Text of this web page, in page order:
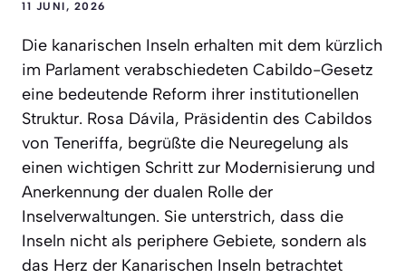
11 JUNI, 2026
Die kanarischen Inseln erhalten mit dem kürzlich
im Parlament verabschiedeten Cabildo-Gesetz
eine bedeutende Reform ihrer institutionellen
Struktur. Rosa Dávila, Präsidentin des Cabildos
von Teneriffa, begrüßte die Neuregelung als
einen wichtigen Schritt zur Modernisierung und
Anerkennung der dualen Rolle der
Inselverwaltungen. Sie unterstrich, dass die
Inseln nicht als periphere Gebiete, sondern als
das Herz der Kanarischen Inseln betrachtet